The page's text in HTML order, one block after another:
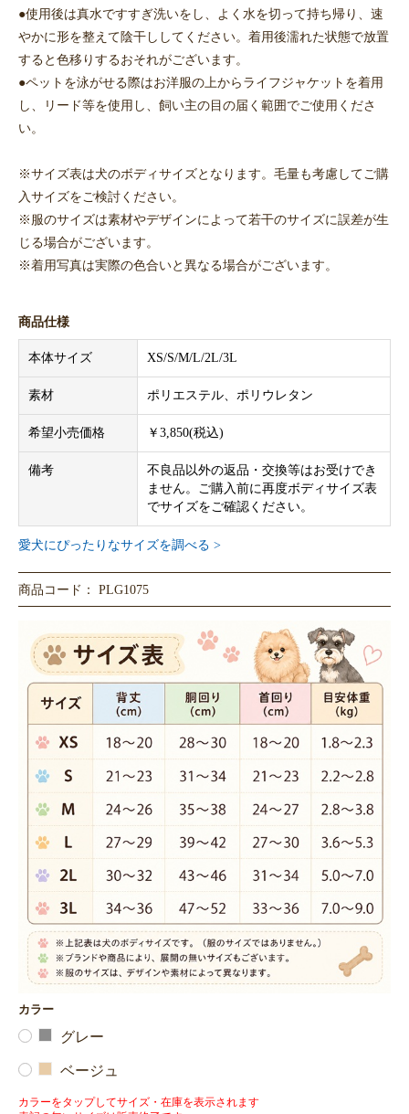
●使用後は真水ですすぎ洗いをし、よく水を切って持ち帰り、速
やかに形を整えて陰干ししてください。着用後濡れた状態で放置
すると色移りするおそれがございます。
●ペットを泳がせる際はお洋服の上からライフジャケットを着用
し、リード等を使用し、飼い主の目の届く範囲でご使用くださ
い。
※サイズ表は犬のボディサイズとなります。毛量も考慮してご購
入サイズをご検討ください。
※服のサイズは素材やデザインによって若干のサイズに誤差が生
じる場合がございます。
※着用写真は実際の色合いと異なる場合がございます。
商品仕様
本体サイズ XS/S/M/L/2L/3L
素材 ポリエステル、ポリウレタン
希望小売価格 ￥3,850(税込)
備考
不良品以外の返品・交換等はお受けでき
ません。ご購入前に再度ボディサイズ表
でサイズをご確認ください。
愛犬にぴったりなサイズを調べる >
商品コード： PLG1075
カラー
グレー
ベージュ
カラーをタップしてサイズ・在庫を表示されます